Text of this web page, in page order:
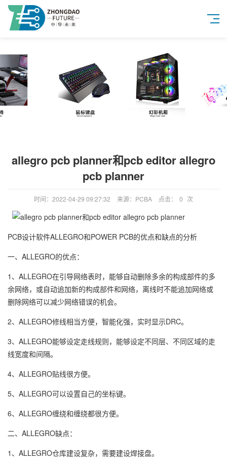
allegro pcb planner和pcb editor allegro
pcb planner
时间：2022-04-29 09:27:32 来源：PCBA 点击： 0 次
PCB设计软件ALLEGRO和POWER PCB的优点和缺点的分析
一、ALLEGRO的优点：
1、ALLEGRO在引导网络表时，能够自动删除多余的构成部件的多
余网络，或自动追加新的构成部件和网络，离线时不能追加网络或
删除网络可以减少网络错误的机会。
2、ALLEGRO修线相当方便，智能化强，实时显示DRC。
3、ALLEGRO能够设定走线规则，能够设定不同层、不同区域的走
线宽度和间隔。
4、ALLEGRO贴线很方便。
5、ALLEGRO可以设置自己的坐标键。
6、ALLEGRO缠绕和缠绕都很方便。
二、ALLEGRO缺点：
1、ALLEGRO仓库建设复杂，需要建设焊接盘。